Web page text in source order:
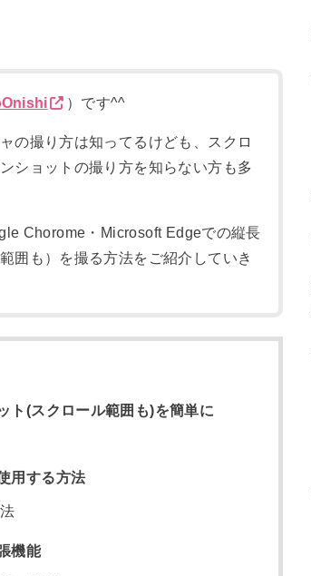
） です^^
の撮り方は知ってるけども、スクロ
ショットの撮り方を知らない方も多
Chorome・Microsoft Edgeでの縦長
囲も）を撮る方法をご紹介していき
(スクロール範囲も)を簡単に
用する方法
機能